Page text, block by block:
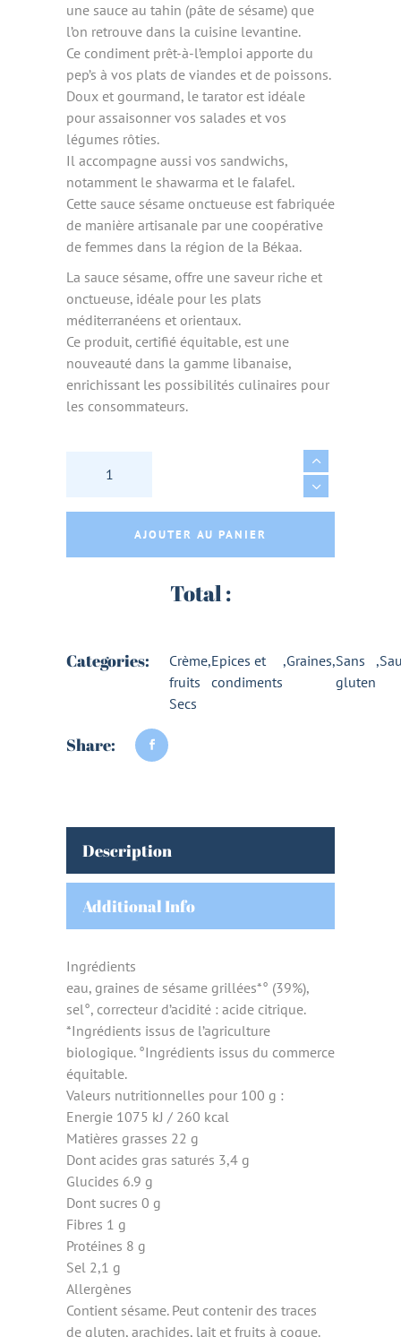
une sauce au tahin (pâte de sésame) que
l’on retrouve dans la cuisine levantine.
Ce condiment prêt-à-l’emploi apporte du
pep’s à vos plats de viandes et de poissons.
Doux et gourmand, le tarator est idéale
pour assaisonner vos salades et vos
légumes rôties.
Il accompagne aussi vos sandwichs,
notamment le shawarma et le falafel.
Cette sauce sésame onctueuse est fabriquée
de manière artisanale par une coopérative
de femmes dans la région de la Békaa.
La sauce sésame, offre une saveur riche et
onctueuse, idéale pour les plats
méditerranéens et orientaux.
Ce produit, certifié équitable, est une
nouveauté dans la gamme libanaise,
enrichissant les possibilités culinaires pour
les consommateurs.
SAUCE SESAME LIBANAISE BIO
AJOUTER AU PANIER
Total :
Categories:
Crème
fruits
Secs
,Epices et
condiments
,Graines,Sans
gluten
,
Share:
Description
Additional Info
Ingrédients
eau, graines de sésame grillées*° (39%),
sel°, correcteur d’acidité : acide citrique.
*Ingrédients issus de l’agriculture
biologique. °Ingrédients issus du commerce
équitable.
Valeurs nutritionnelles pour 100 g :
Energie 1075 kJ / 260 kcal
Matières grasses 22 g
Dont acides gras saturés 3,4 g
Glucides 6.9 g
Dont sucres 0 g
Fibres 1 g
Protéines 8 g
Sel 2,1 g
Allergènes
Contient sésame. Peut contenir des traces
de gluten, arachides, lait et fruits à coque.